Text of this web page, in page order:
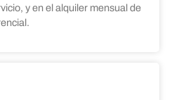
y en el alquiler mensual de